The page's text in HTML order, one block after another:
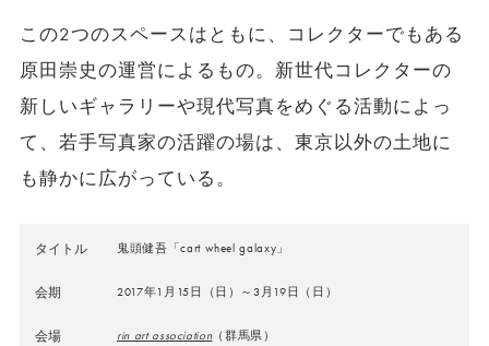
この2つのスペースはともに、コレクターでもある
原田崇史の運営によるもの。新世代コレクターの
新しいギャラリーや現代写真をめぐる活動によっ
て、若手写真家の活躍の場は、東京以外の土地に
も静かに広がっている。
タイトル 鬼頭健吾「cart wheel galaxy」
会期 2017年1月15日（日）～3月19日（日）
会場 rin art association（群馬県）